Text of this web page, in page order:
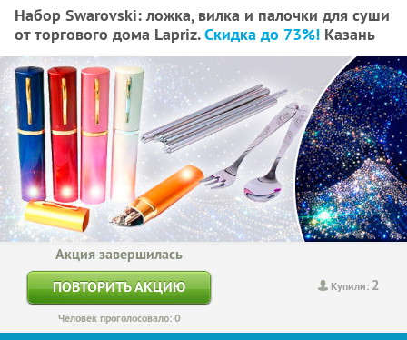
Набор Swarovski: ложка, вилка и палочки для суши
от торгового дома Lapriz.Скидка до 73%! Казань
Купили: 2
Акция завершилась
ПОВТОРИТЬ АКЦИЮ
Человек проголосовало: 0